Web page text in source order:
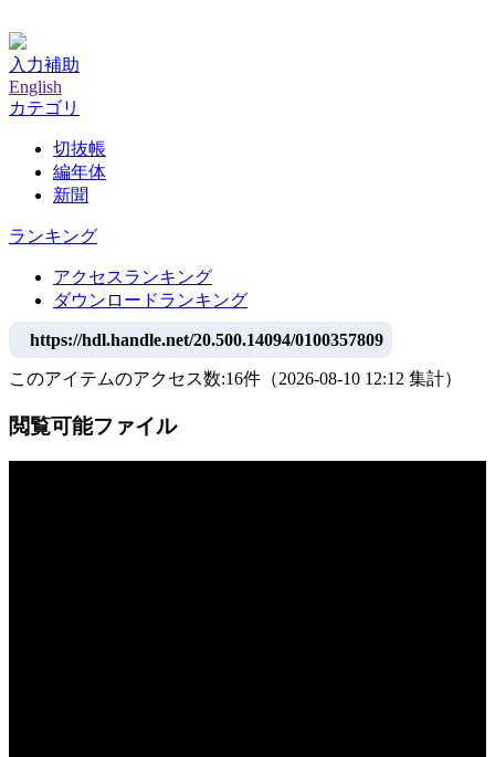
入力補助
English
カテゴリ
切抜帳
編年体
新聞
ランキング
アクセスランキング
ダウンロードランキング
https://hdl.handle.net/20.500.14094/0100357809
このアイテムのアクセス数:16件 （2026-08-10 12:12 集計）
閲覧可能ファイル